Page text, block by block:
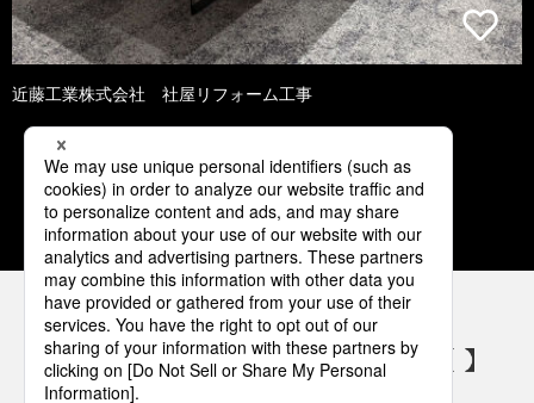
近藤工業株式会社 社屋リフォーム工事
1 2 3 4 5
パナソニックの電気設備 SNSアカウント